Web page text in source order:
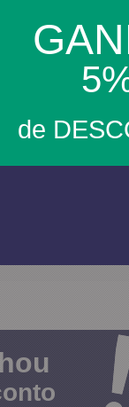
de
o Regulamento